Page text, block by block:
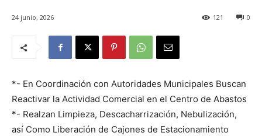
24 junio, 2026 0
121
*- En Coordinación con Autoridades Municipales Buscan
Reactivar la Actividad Comercial en el Centro de Abastos
*- Realzan Limpieza, Descacharrización, Nebulización,
así Como Liberación de Cajones de Estacionamiento